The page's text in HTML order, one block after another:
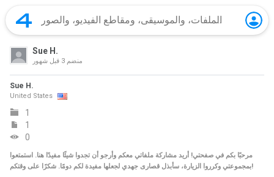
Sue H.
منضم
Sue H.
United States
1
1
0
مرحبًا بكم في صفحتي! أريد مشاركة ملفاتي معكم وأرجو أن تجدوا شيئًا مفيدًا هنا. استمتعوا
بمجموعتي وكرروا الزيارة، سأبذل قصارى جهدي لجعلها مفيدة لكم دومًا. شكرًا على وقتكم!